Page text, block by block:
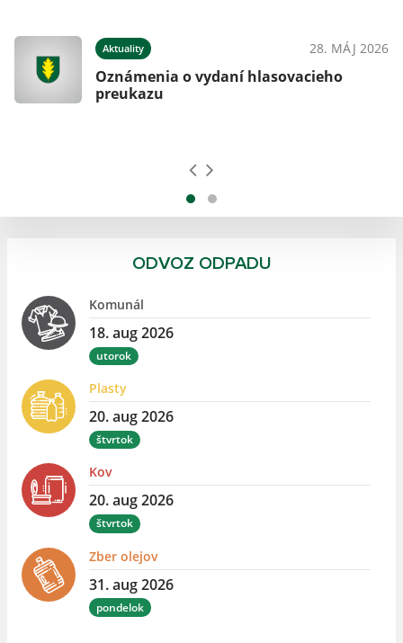
Aktuality 28. MÁJ 2026
Oznámenia o vydaní hlasovacieho
preukazu
ODVOZ ODPADU
Komunál
18. aug 2026
utorok
Plasty
20. aug 2026
štvrtok
Kov
20. aug 2026
štvrtok
Zber olejov
31. aug 2026
pondelok